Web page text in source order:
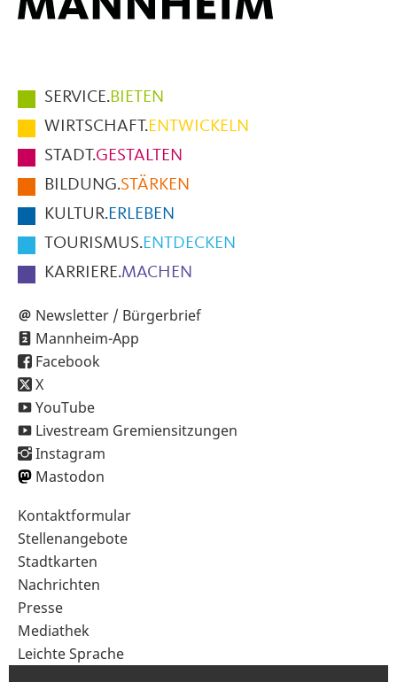
Hauptmenüpunkte
im
Fußbereich
der
Seite
SERVICE.BIETEN
WIRTSCHAFT.ENTWICKELN
STADT.GESTALTEN
BILDUNG.STÄRKEN
KULTUR.ERLEBEN
TOURISMUS.ENTDECKEN
KARRIERE.MACHEN
Newsletter / Bürgerbrief
Mannheim-App
Facebook
X
YouTube
Livestream Gremiensitzungen
Instagram
Mastodon
Sekundärnavigation
im
Fußbereich
Kontaktformular
Stellenangebote
Stadtkarten
Nachrichten
Presse
Mediathek
Leichte Sprache